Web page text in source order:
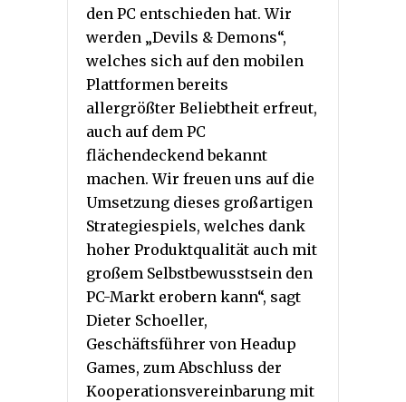
den PC entschieden hat. Wir
werden „Devils & Demons“,
welches sich auf den mobilen
Plattformen bereits
allergrößter Beliebtheit erfreut,
auch auf dem PC
flächendeckend bekannt
machen. Wir freuen uns auf die
Umsetzung dieses großartigen
Strategiespiels, welches dank
hoher Produktqualität auch mit
großem Selbstbewusstsein den
PC-Markt erobern kann“, sagt
Dieter Schoeller,
Geschäftsführer von Headup
Games, zum Abschluss der
Kooperationsvereinbarung mit